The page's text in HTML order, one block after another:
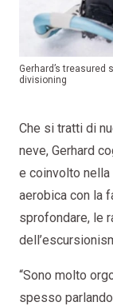
Gerhard’s
divisioning
Che si tratti di
neve, Gerhard
e coinvolto nella
aerobica con la
sprofondare, le
“Sono molto
spesso